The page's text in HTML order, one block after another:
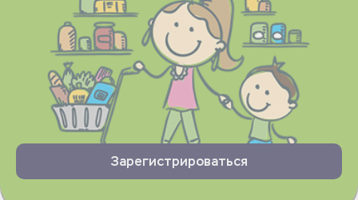
Зарегистрироваться